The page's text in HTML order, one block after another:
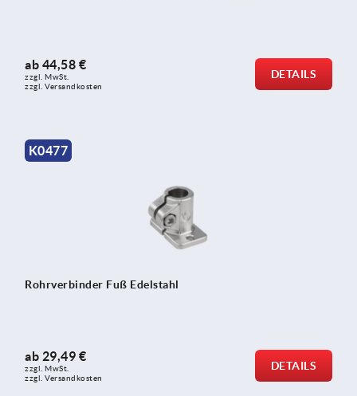
ab 44,58 €
zzgl. MwSt.
zzgl. Versandkosten
DETAILS
K0477
Rohrverbinder Fuß Edelstahl
ab 29,49 €
zzgl. MwSt.
zzgl. Versandkosten
DETAILS